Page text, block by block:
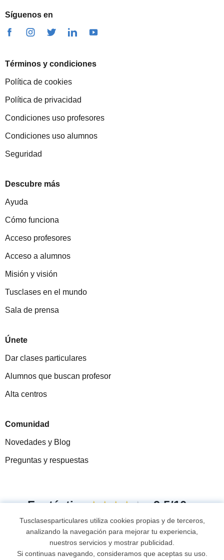
Síguenos en
Términos y condiciones
Política de cookies
Política de privacidad
Condiciones uso profesores
Condiciones uso alumnos
Seguridad
Descubre más
Ayuda
Cómo funciona
Acceso profesores
Acceso a alumnos
Misión y visión
Tusclases en el mundo
Sala de prensa
Únete
Dar clases particulares
Alumnos que buscan profesor
Alta centros
Comunidad
Novedades y Blog
Preguntas y respuestas
Fantástica★★★★★ 9,5/10
opiniones de alumnos
© 2007 - 2026 Tus clases particulares
Tusclasesparticulares utiliza cookies propias y de terceros,
analizando la navegación para mejorar tu experiencia,
nuestros servicios y mostrar publicidad.
Si continuas navegando, consideramos que aceptas su uso.